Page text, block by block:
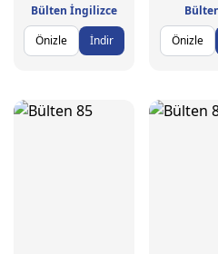
Bülten İngilizce
Önizle
İndir
Önizle